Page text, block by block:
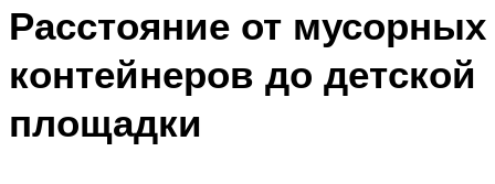
Расстояние от мусорных
контейнеров до детской
площадки